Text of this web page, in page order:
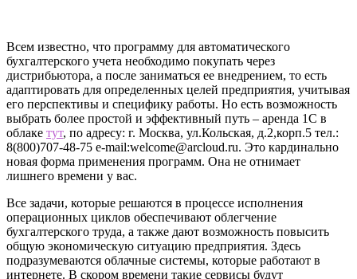
Всем известно, что программу для автоматического
бухгалтерского учета необходимо покупать через
дистрибьютора, а после заниматься ее внедрением, то есть
адаптировать для определенных целей предприятия, учитывая
его перспективы и специфику работы. Но есть возможность
выбрать более простой и эффективный путь – аренда 1С в
облаке тут, по адресу: г. Москва, ул.Кольская, д.2,корп.5 тел.:
8(800)707-48-75 e-mail:welcome@arcloud.ru. Это кардинально
новая форма применения программ. Она не отнимает
лишнего времени у вас.
Все задачи, которые решаются в процессе исполнения
операционных циклов обеспечивают облегчение
бухгалтерского труда, а также дают возможность повысить
общую экономическую ситуацию предприятия. Здесь
подразумеваются облачные системы, которые работают в
интернете. В скором времени такие сервисы будут